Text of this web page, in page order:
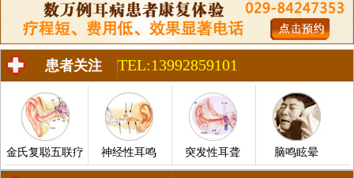
患者关注 TEL:13992859101
金氏复聪五联疗 神经性耳鸣 突发性耳聋 脑鸣眩晕